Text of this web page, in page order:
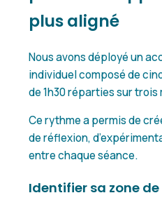
plus aligné
Nous avons déployé un
individuel composé de
de 1h30 réparties sur trois
Ce rythme a permis de
de réflexion,
entre chaque séance.
Identifier sa zone